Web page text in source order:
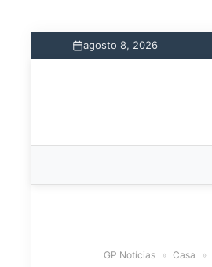
agosto 8, 2026
GP Notícias » Casa »